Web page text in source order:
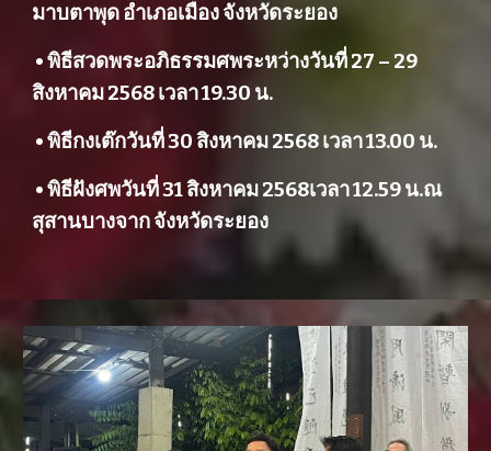
มาบตาพุด อำเภอเมือง จังหวัดระยอง
• พิธีสวดพระอภิธรรมศพระหว่างวันที่ 27 – 29
สิงหาคม 2568 เวลา 19.30 น.
• พิธีกงเต๊กวันที่ 30 สิงหาคม 2568 เวลา 13.00 น.
• พิธีฝังศพวันที่ 31 สิงหาคม 2568เวลา 12.59 น.ณ
สุสานบางจาก จังหวัดระยอง